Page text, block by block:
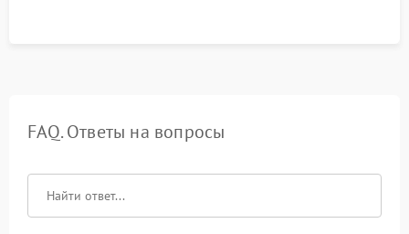
FAQ. Ответы на вопросы